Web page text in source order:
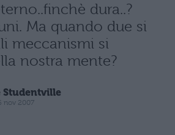
dura..?
Ma quando due si
meccanismi si
nostra mente?
Studentville
nov 2007